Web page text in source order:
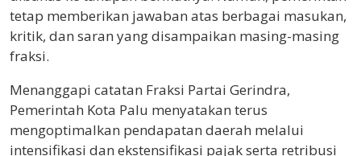
tetap memberikan jawaban atas berbagai masukan,
kritik, dan saran yang disampaikan masing-masing
fraksi.
Menanggapi catatan Fraksi Partai Gerindra,
Pemerintah Kota Palu menyatakan terus
mengoptimalkan pendapatan daerah melalui
intensifikasi dan ekstensifikasi pajak serta retribusi